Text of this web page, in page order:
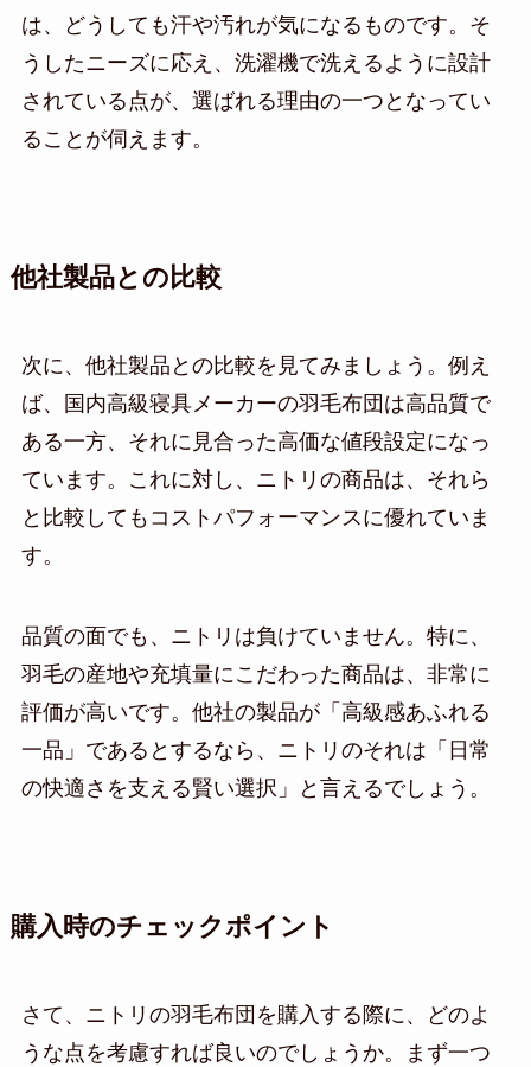
は、どうしても汗や汚れが気になるものです。そ
うしたニーズに応え、洗濯機で洗えるように設計
されている点が、選ばれる理由の一つとなってい
ることが伺えます。
他社製品との比較
次に、他社製品との比較を見てみましょう。例え
ば、国内高級寝具メーカーの羽毛布団は高品質で
ある一方、それに見合った高価な値段設定になっ
ています。これに対し、ニトリの商品は、それら
と比較してもコストパフォーマンスに優れていま
す。
品質の面でも、ニトリは負けていません。特に、
羽毛の産地や充填量にこだわった商品は、非常に
評価が高いです。他社の製品が「高級感あふれる
一品」であるとするなら、ニトリのそれは「日常
の快適さを支える賢い選択」と言えるでしょう。
購入時のチェックポイント
さて、ニトリの羽毛布団を購入する際に、どのよ
うな点を考慮すれば良いのでしょうか。まず一つ